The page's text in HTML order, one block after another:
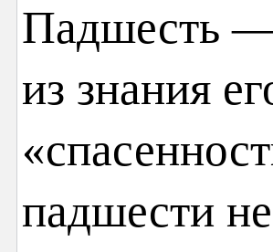
Падшесть —
из знания
падшести